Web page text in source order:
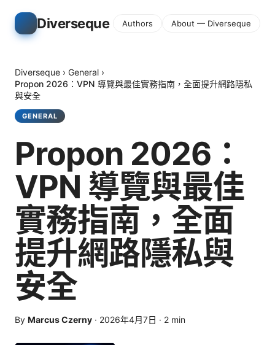
Diverseque Authors About — Diverseque
Diverseque › General ›
Propon 2026：VPN 導覽與最佳實務指南，全面提升網路隱私
與安全
GENERAL
Propon 2026：
VPN 導覽與最佳
實務指南，全面
提升網路隱私與
安全
By Marcus Czerny · 2026年4月7日 · 2 min